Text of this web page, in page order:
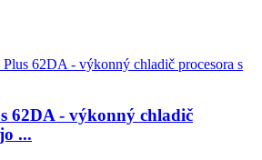
62DA - výkonný chladič
...